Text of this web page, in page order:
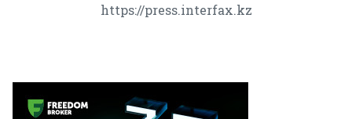
https://press.interfax.kz